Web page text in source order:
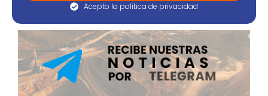
Acepto la política de privacidad